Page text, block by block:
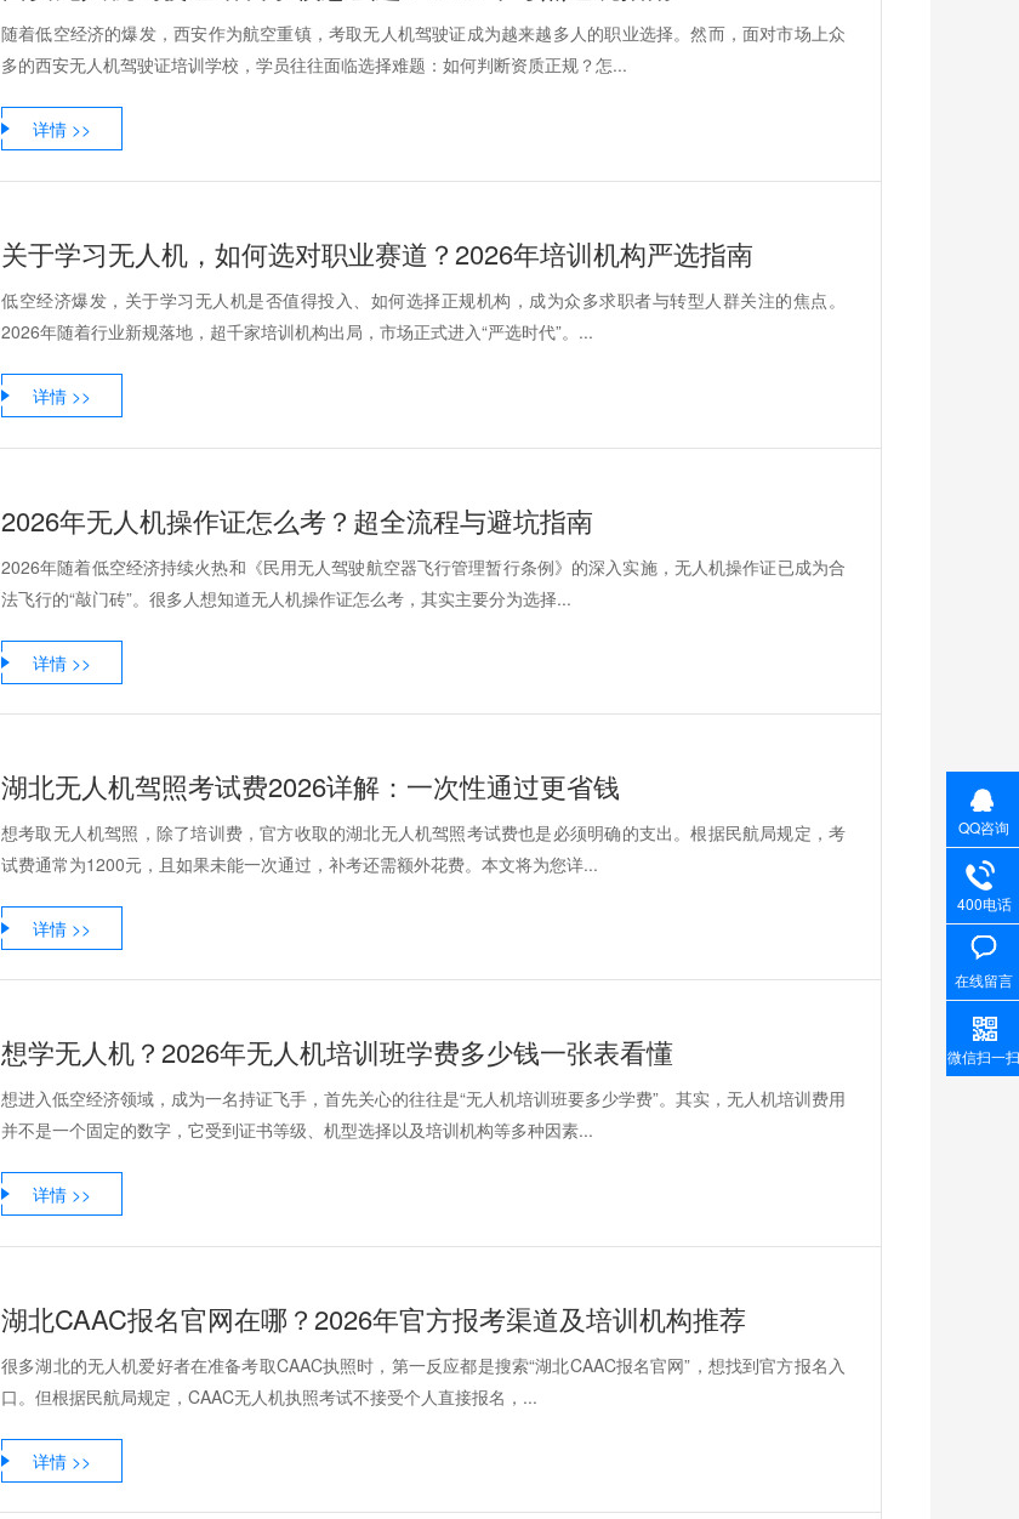
随着低空经济的爆发，西安作为航空重镇，考取无人机驾驶证成为越来越多人的职业选择。然而，面对市场上众
多的西安无人机驾驶证培训学校，学员往往面临选择难题：如何判断资质正规？怎...
详情 >>
关于学习无人机，如何选对职业赛道？2026年培训机构严选指南
低空经济爆发，关于学习无人机是否值得投入、如何选择正规机构，成为众多求职者与转型人群关注的焦点。
2026年随着行业新规落地，超千家培训机构出局，市场正式进入“严选时代”。...
详情 >>
2026年无人机操作证怎么考？超全流程与避坑指南
2026年随着低空经济持续火热和《民用无人驾驶航空器飞行管理暂行条例》的深入实施，无人机操作证已成为合
法飞行的“敲门砖”。很多人想知道无人机操作证怎么考，其实主要分为选择...
详情 >>
湖北无人机驾照考试费2026详解：一次性通过更省钱
想考取无人机驾照，除了培训费，官方收取的湖北无人机驾照考试费也是必须明确的支出。根据民航局规定，考
试费通常为1200元，且如果未能一次通过，补考还需额外花费。本文将为您详...
详情 >>
想学无人机？2026年无人机培训班学费多少钱一张表看懂
想进入低空经济领域，成为一名持证飞手，首先关心的往往是“无人机培训班要多少学费”。其实，无人机培训费用
并不是一个固定的数字，它受到证书等级、机型选择以及培训机构等多种因素...
详情 >>
湖北CAAC报名官网在哪？2026年官方报考渠道及培训机构推荐
很多湖北的无人机爱好者在准备考取CAAC执照时，第一反应都是搜索“湖北CAAC报名官网”，想找到官方报名入
口。但根据民航局规定，CAAC无人机执照考试不接受个人直接报名，...
详情 >>
QQ咨询
400电话
在线留言
微信扫一扫